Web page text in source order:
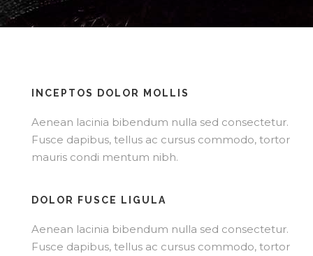
INCEPTOS DOLOR MOLLIS
Aenean lacinia bibendum nulla sed consectetur.
Fusce dapibus, tellus ac cursus commodo, tortor
mauris condi mentum nibh.
DOLOR FUSCE LIGULA
Aenean lacinia bibendum nulla sed consectetur.
Fusce dapibus, tellus ac cursus commodo, tortor